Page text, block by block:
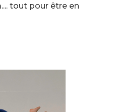
tout pour être en